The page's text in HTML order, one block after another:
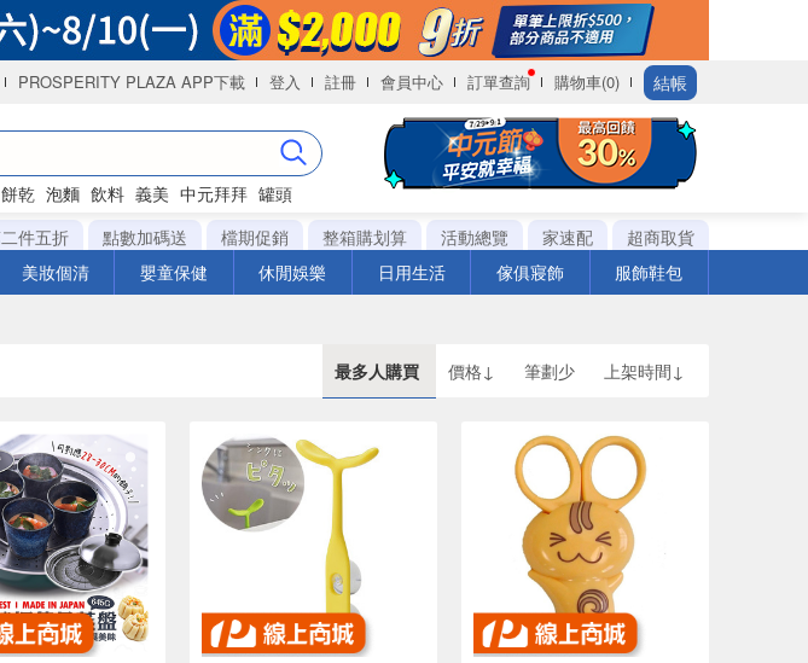
PROSPERITY PLAZA APP下載 登入 註冊 會員中心 訂單查詢 購物車(0) 結帳
餅乾 泡麵 飲料 義美 中元拜拜 罐頭
件五折 點數加碼送 檔期促銷 整箱購划算 活動總覽 家速配
超商取貨
美妝個清 嬰童保健 休閒娛樂 日用生活 傢俱寢飾 服飾鞋包
最多人購買 價格↓ 筆劃少 上架時間↓